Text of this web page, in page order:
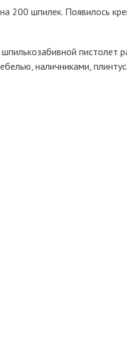
200 шпилек. Появилось
пистолет
наличниками,